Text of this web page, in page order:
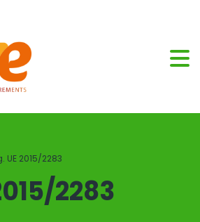
UE 2015/2283
2283